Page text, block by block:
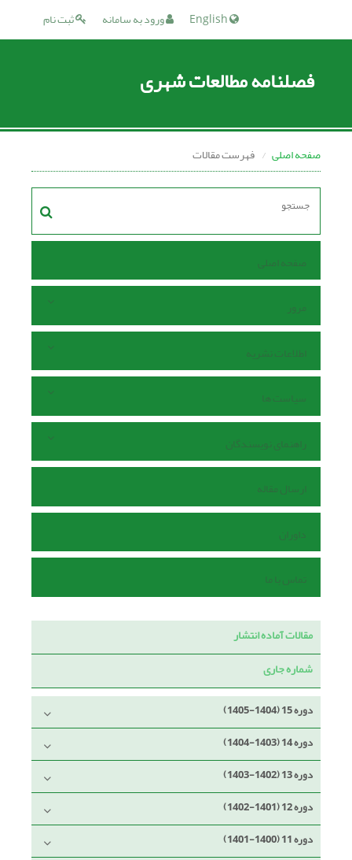
ثبت نام ورود به سامانه
فصلنامه مطالعات شهری
صفحه اصلی فهرست مقالات
صفحه اصلی
مرور
اطلاعات نشریه
سیاست ها
راهنمای نویسندگان
ارسال مقاله
داوران
تماس با ما
مقالات آماده انتشار
شماره جاری
دوره 15 (1404-1405)
دوره 14 (1403-1404)
دوره 13 (1402-1403)
دوره 12 (1401-1402)
دوره 11 (1400-1401)